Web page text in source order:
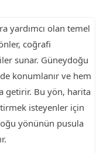
yardımcı olan temel
coğrafi
sunar. Güneydoğu
konumlanır ve hem
getirir. Bu yön, harita
isteyenler için
yönünün pusula